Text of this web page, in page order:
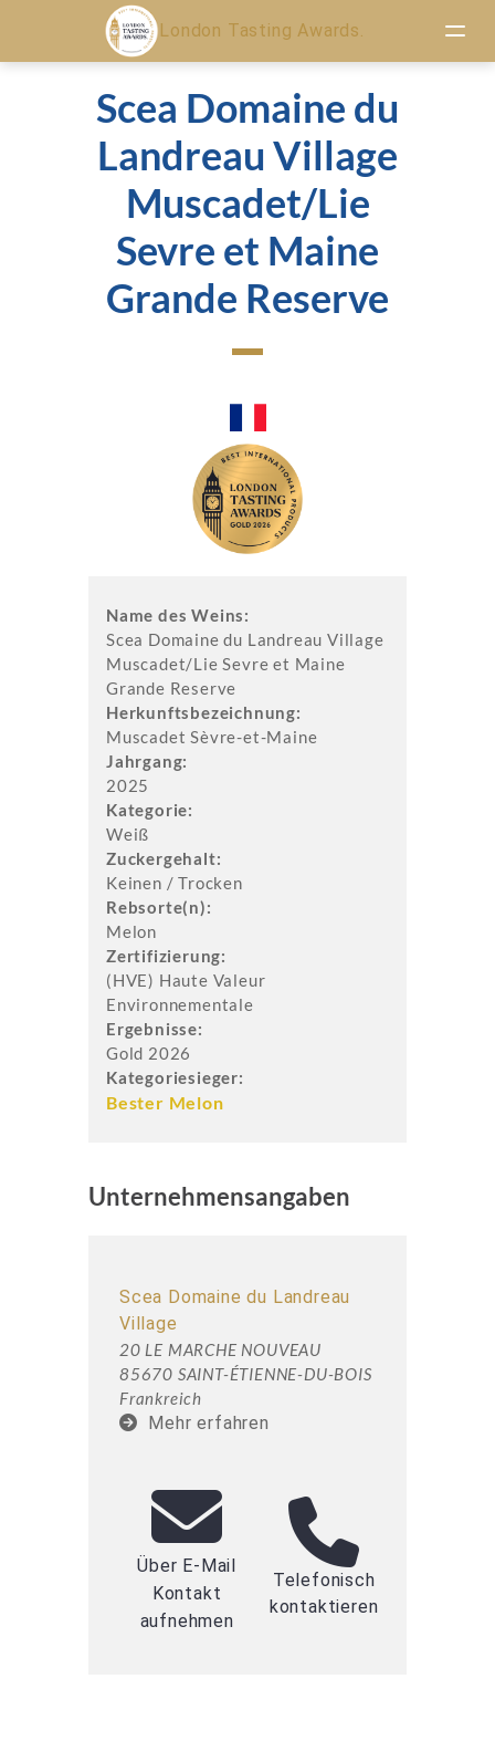
London Tasting Awards.
Scea Domaine du
Landreau Village
Muscadet/Lie
Sevre et Maine
Grande Reserve
Name des Weins:
Scea Domaine du Landreau Village
Muscadet/Lie Sevre et Maine
Grande Reserve
Her­kunfts­be­zeich­nung:
Muscadet Sèvre-et-Maine
Jahrgang:
2025
Kategorie:
Weiß
Zuckergehalt:
Keinen / Trocken
Rebsorte(n):
Melon
Zertifizierung:
(HVE) Haute Valeur
Environnementale
Ergebnisse:
Gold 2026
Kategoriesieger:
Bester Melon
Unternehmensangaben
Scea Domaine du Landreau
Village
20 LE MARCHE NOUVEAU
85670 SAINT-ÉTIENNE-DU-BOIS
Frankreich
Mehr erfahren
Über E-Mail
Kontakt
aufnehmen
Telefonisch
kontaktieren